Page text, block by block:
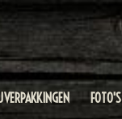
FOTO'S